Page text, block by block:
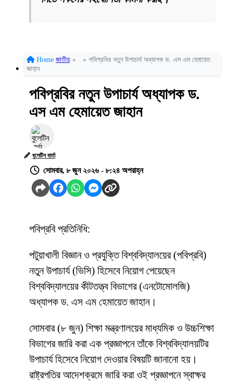
Home জাতীয় » » পবিপ্রবির নতুন উপাচার্য অধ্যাপক ড. এস এম হেমায়েত
জাহান
পবিপ্রবির নতুন উপাচার্য অধ্যাপক ড.
এস এম হেমায়েত জাহান
বুলেটিন বার্তা
সোমবার, ৮ জুন ২০২৬ - ৮:২৪ অপরাহ্ন
পবিপ্রবি প্রতিনিধি:
পটুয়াখালী বিজ্ঞান ও প্রযুক্তি বিশ্ববিদ্যালয়ের (পবিপ্রবি)
নতুন উপাচার্য (ভিসি) হিসেবে নিয়োগ পেয়েছেন
বিশ্ববিদ্যালয়ের কীটতত্ত্ব বিভাগের (এনটোমোলজি)
অধ্যাপক ড. এস এম হেমায়েত জাহান।
সোমবার (৮ জুন) শিক্ষা মন্ত্রণালয়ের মাধ্যমিক ও উচ্চশিক্ষা
বিভাগের জারি করা এক প্রজ্ঞাপনে তাঁকে বিশ্ববিদ্যালয়টির
উপাচার্য হিসেবে নিয়োগ দেওয়ার বিষয়টি জানানো হয়।
রাষ্ট্রপতির আদেশক্রমে জারি করা ওই প্রজ্ঞাপনে স্বাক্ষর